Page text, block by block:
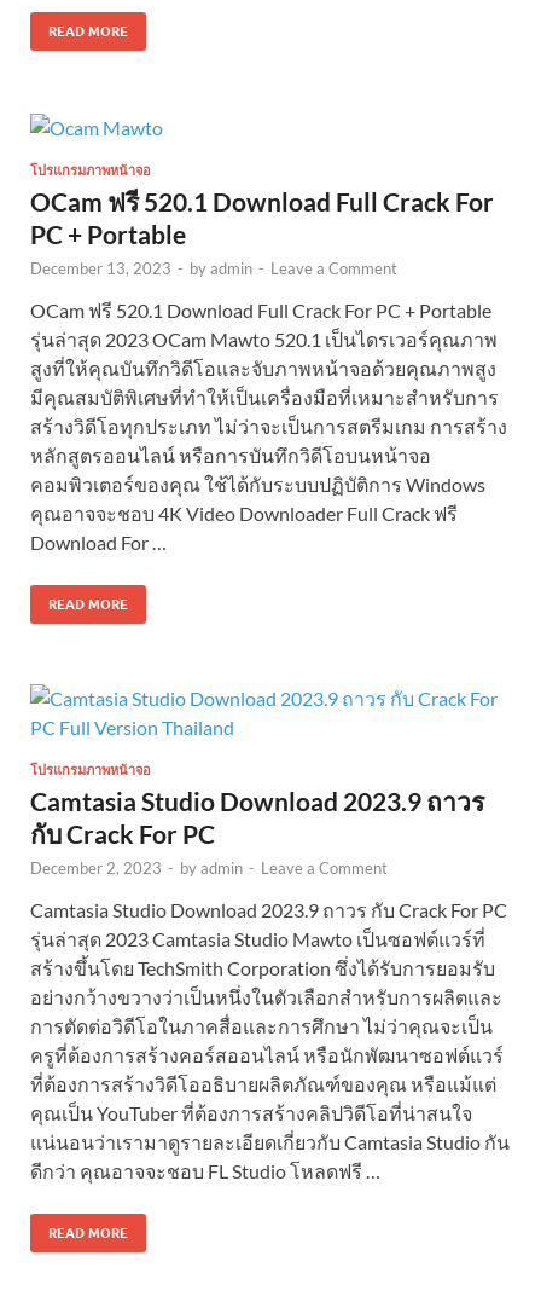
READ MORE
โปรแกรมภาพหน้าจอ
OCam ฟรี 520.1 Download Full Crack For
PC + Portable
December 13, 2023 - byadmin - Leave a Comment
OCam ฟรี 520.1 Download Full Crack For PC + Portable
รุ่นล่าสุด 2023 OCam Mawto 520.1 เป็นไดรเวอร์คุณภาพ
สูงที่ให้คุณบันทึกวิดีโอและจับภาพหน้าจอด้วยคุณภาพสูง
มีคุณสมบัติพิเศษที่ทำให้เป็นเครื่องมือที่เหมาะสำหรับการ
สร้างวิดีโอทุกประเภท ไม่ว่าจะเป็นการสตรีมเกม การสร้าง
หลักสูตรออนไลน์ หรือการบันทึกวิดีโอบนหน้าจอ
คอมพิวเตอร์ของคุณ ใช้ได้กับระบบปฏิบัติการ Windows
คุณอาจจะชอบ 4K Video Downloader Full Crack ฟรี
Download For …
READ MORE
โปรแกรมภาพหน้าจอ
Camtasia Studio Download 2023.9 ถาวร
กับ Crack For PC
December 2, 2023 - byadmin - Leave a Comment
Camtasia Studio Download 2023.9 ถาวร กับ Crack For PC
รุ่นล่าสุด 2023 Camtasia Studio Mawto เป็นซอฟต์แวร์ที่
สร้างขึ้นโดย TechSmith Corporation ซึ่งได้รับการยอมรับ
อย่างกว้างขวางว่าเป็นหนึ่งในตัวเลือกสำหรับการผลิตและ
การตัดต่อวิดีโอในภาคสื่อและการศึกษา ไม่ว่าคุณจะเป็น
ครูที่ต้องการสร้างคอร์สออนไลน์ หรือนักพัฒนาซอฟต์แวร์
ที่ต้องการสร้างวิดีโออธิบายผลิตภัณฑ์ของคุณ หรือแม้แต่
คุณเป็น YouTuber ที่ต้องการสร้างคลิปวิดีโอที่น่าสนใจ
แน่นอนว่าเรามาดูรายละเอียดเกี่ยวกับ Camtasia Studio กัน
ดีกว่า คุณอาจจะชอบ FL Studio โหลดฟรี …
READ MORE